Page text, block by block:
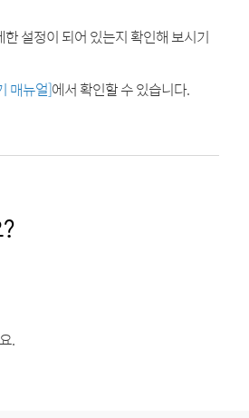
설정이 되어 있는지 확인해 보시기
매뉴얼]에서 확인할 수 있습니다.
.